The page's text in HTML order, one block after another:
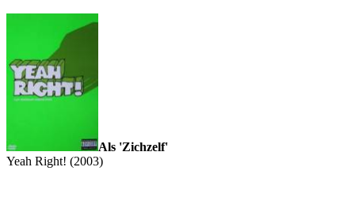
Als 'Zichzelf'
Yeah Right! (2003)